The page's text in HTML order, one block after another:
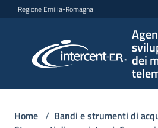
Vai al contenuto
Vai alla navigazione
Vai al footer
Regione Emilia-Romagna
dei
per lo
sviluppo
telematici
Home / Bandi e strumenti di